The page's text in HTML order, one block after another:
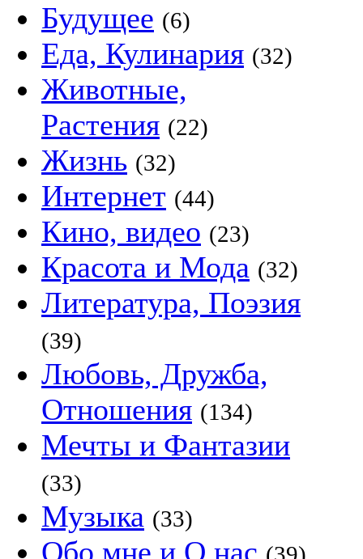
Будущее (6)
Еда, Кулинария (32)
Животные,
Растения (22)
Жизнь (32)
Интернет (44)
Кино, видео (23)
Красота и Мода (32)
Литература, Поэзия
(39)
Любовь, Дружба,
Отношения (134)
Мечты и Фантазии
(33)
Музыка (33)
Обо мне и О нас